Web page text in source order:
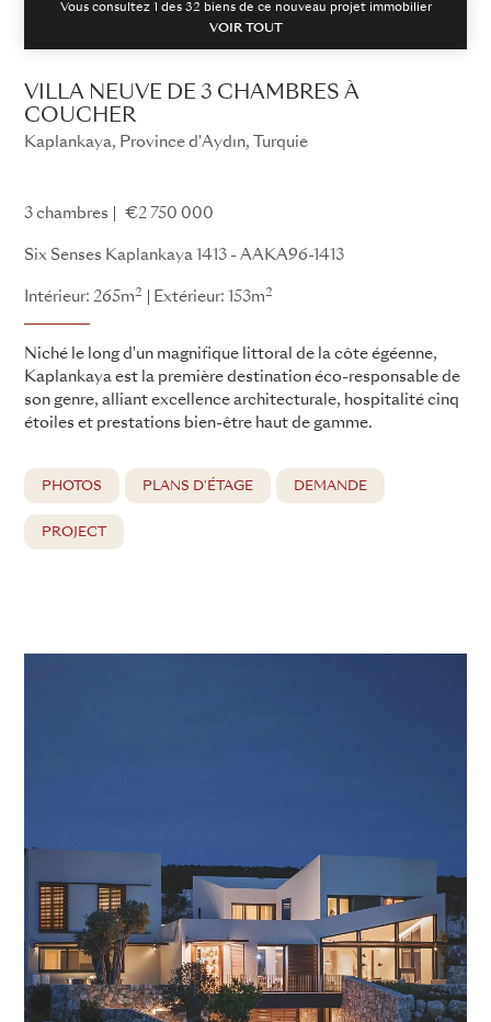
Vous consultez 1 des 32 biens de ce nouveau projet immobilier
VOIR TOUT
VILLA NEUVE DE 3 CHAMBRES À
COUCHER
Kaplankaya, Province d'Aydın, Turquie
3 chambres €2 750 000
Six Senses Kaplankaya 1413 - AAKA96-1413
Intérieur: 265m2 Extérieur: 153m2
Niché le long d'un magnifique littoral de la côte égéenne,
Kaplankaya est la première destination éco-responsable de
son genre, alliant excellence architecturale, hospitalité cinq
étoiles et prestations bien-être haut de gamme.
PHOTOS PLANS D'ÉTAGE DEMANDE
PROJECT